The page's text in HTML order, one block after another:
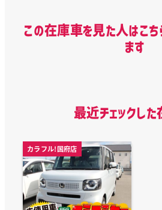
この在庫車を見た人はこち
ます
最近チェックし
カラフル!国府店